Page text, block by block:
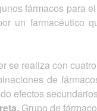
fármacos
un farmacéutico
se realiza con
de
efectos
Grupo de